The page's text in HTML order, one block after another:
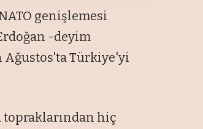
genişlemesi
-deyim
Ağustos'ta Türkiye'yi
topraklarından hiç